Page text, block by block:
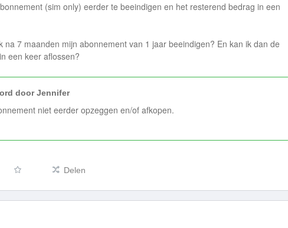
(sim only) eerder te beeindigen en het resterend bedrag in een
na 7 maanden mijn abonnement van 1 jaar beeindigen? En kan ik dan de
een keer aflossen?
doorJennifer
niet eerder opzeggen en/of afkopen.
Delen